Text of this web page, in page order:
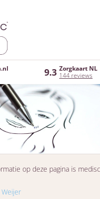
9.3 Zorgkaart NL
144 reviews
op deze pagina is